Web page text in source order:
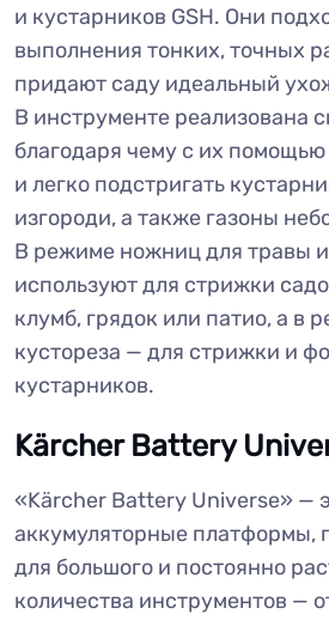
и кустарников GSH. Они
выполнения тонких, точных
придают саду идеальный
В инструменте реализована
благодаря чему с их
и легко подстригать
изгороди, а также газоны
В режиме ножниц для травы
используют для стрижки
клумб, грядок или патио, а в
кустореза — для стрижки и
кустарников.
Kärcher Battery
«Kärcher Battery Universe» —
аккумуляторные платформы,
для большого и постоянно
количества инструментов —